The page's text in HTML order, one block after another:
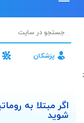
پزشکان
;
اگر مبتلا به
شوید